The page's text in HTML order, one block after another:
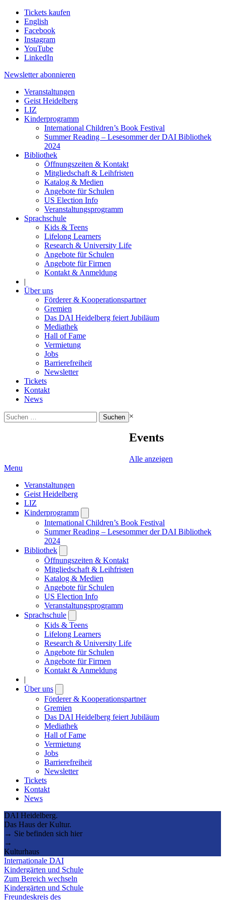
Tickets kaufen
English
Facebook
Instagram
YouTube
LinkedIn
Newsletter abonnieren
Veranstaltungen
Geist Heidelberg
LIZ
Kinderprogramm
International Children’s Book Festival
Summer Reading – Lesesommer der DAI Bibliothek
2024
Bibliothek
Öffnungszeiten & Kontakt
Mitgliedschaft & Leihfristen
Katalog & Medien
Angebote für Schulen
US Election Info
Veranstaltungsprogramm
Sprachschule
Kids & Teens
Lifelong Learners
Research & University Life
Angebote für Schulen
Angebote für Firmen
Kontakt & Anmeldung
|
Über uns
Förderer & Kooperationspartner
Gremien
Das DAI Heidelberg feiert Jubiläum
Mediathek
Hall of Fame
Vermietung
Jobs
Barrierefreiheit
Newsletter
Tickets
Kontakt
News
Suchen
nach:
×
Events
Alle anzeigen
Menu
Veranstaltungen
Geist Heidelberg
LIZ
Kinderprogramm
submenu
International Children’s Book Festival
Summer Reading – Lesesommer der DAI Bibliothek
2024
Bibliothek
submenu
Öffnungszeiten & Kontakt
Mitgliedschaft & Leihfristen
Katalog & Medien
Angebote für Schulen
US Election Info
Veranstaltungsprogramm
Sprachschule
submenu
Kids & Teens
Lifelong Learners
Research & University Life
Angebote für Schulen
Angebote für Firmen
Kontakt & Anmeldung
|
Über uns
submenu
Förderer & Kooperationspartner
Gremien
Das DAI Heidelberg feiert Jubiläum
Mediathek
Hall of Fame
Vermietung
Jobs
Barrierefreiheit
Newsletter
Tickets
Kontakt
News
DAI Heidelberg.
Das Haus der Kultur.
→ Sie befinden sich hier
→
Kulturhaus
Internationale DAI
Kindergärten und Schule
Zum Bereich wechseln
Kindergärten und Schule
Freundeskreis des